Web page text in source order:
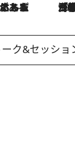
「住宅建てられない…」「サーチ
ーク&セッショ